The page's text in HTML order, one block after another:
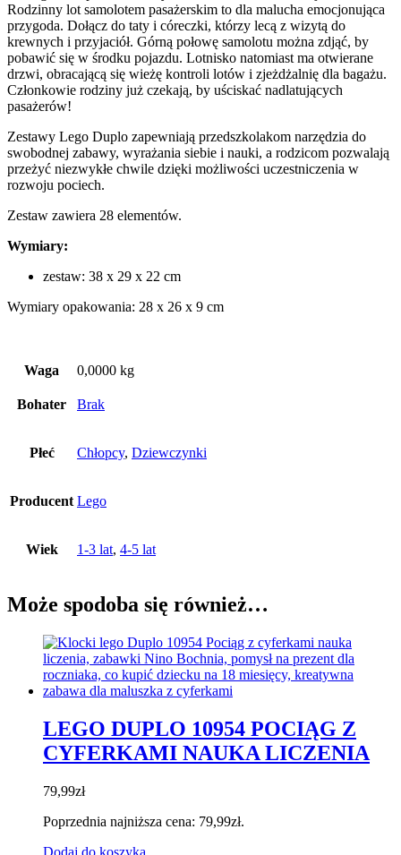
Rodzinny lot samolotem pasażerskim to dla malucha emocjonująca
przygoda. Dołącz do taty i córeczki, którzy lecą z wizytą do
krewnych i przyjaciół. Górną połowę samolotu można zdjąć, by
pobawić się w środku pojazdu. Lotnisko natomiast ma otwierane
drzwi, obracającą się wieżę kontroli lotów i zjeżdżalnię dla bagażu.
Członkowie rodziny już czekają, by uściskać nadlatujących
pasażerów!
Zestawy Lego Duplo zapewniają przedszkolakom narzędzia do
swobodnej zabawy, wyrażania siebie i nauki, a rodzicom pozwalają
przeżyć niezwykłe chwile dzięki możliwości uczestniczenia w
rozwoju pociech.
Zestaw zawiera 28 elementów.
Wymiary:
zestaw: 38 x 29 x 22 cm
Wymiary opakowania: 28 x 26 x 9 cm
Waga 0,0000 kg
Bohater Brak
Płeć Chłopcy, Dziewczynki
Producent Lego
Wiek 1-3 lat, 4-5 lat
Może spodoba się również…
LEGO DUPLO 10954 POCIĄG Z
CYFERKAMI NAUKA LICZENIA
79,99zł
Poprzednia najniższa cena: 79,99zł.
Dodaj do koszyka